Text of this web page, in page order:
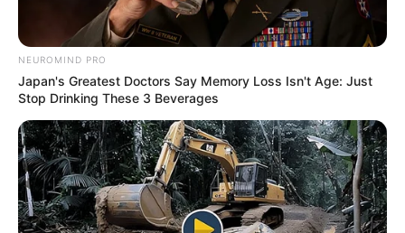
NEUROMIND PRO
Japan's Greatest Doctors Say Memory Loss Isn't Age: Just
Stop Drinking These 3 Beverages